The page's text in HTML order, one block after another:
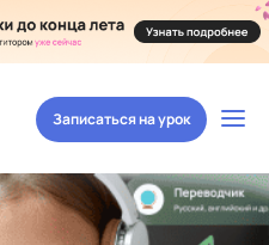
Записаться на урок